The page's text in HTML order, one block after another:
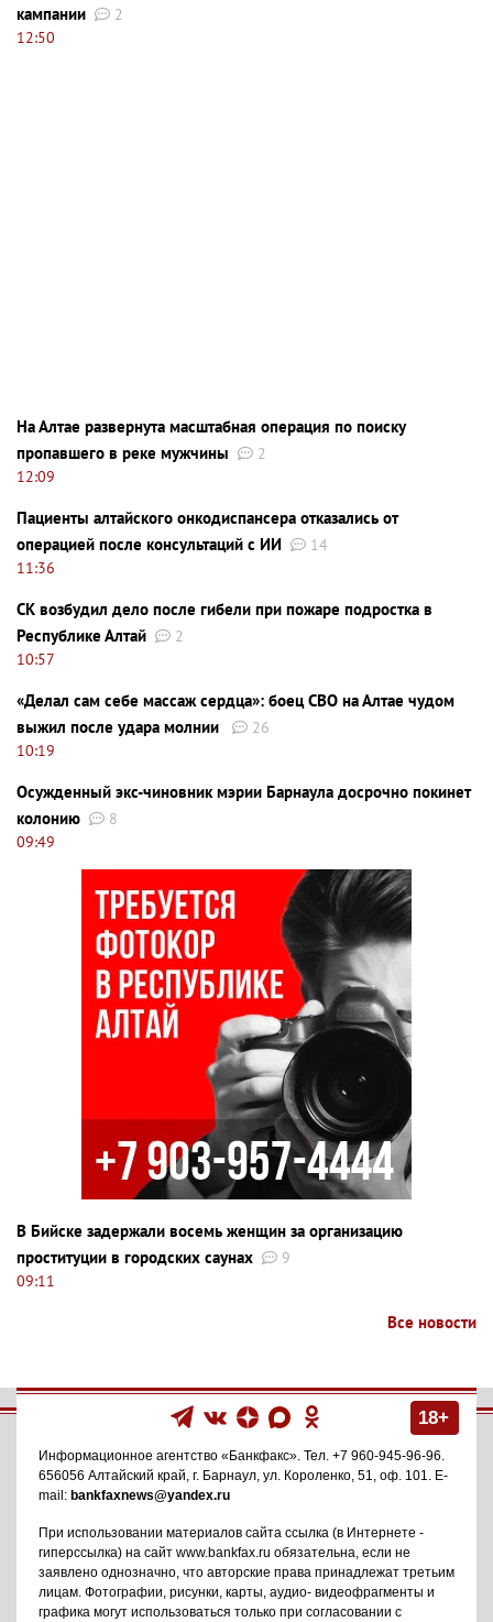
кампании
2
12:50
На Алтае развернута масштабная операция по поиску
пропавшего в реке мужчины
2
12:09
Пациенты алтайского онкодиспансера отказались от
операцией после консультаций с ИИ
14
11:36
СК возбудил дело после гибели при пожаре подростка в
Республике Алтай
2
10:57
«Делал сам себе массаж сердца»: боец СВО на Алтае чудом
выжил после удара молнии
26
10:19
Осужденный экс-чиновник мэрии Барнаула досрочно покинет
колонию
8
09:49
В Бийске задержали восемь женщин за организацию
проституции в городских саунах
9
09:11
Все новости
18+
Информационное агентство «Банкфакс». Тел. +7 960-945-96-96.
656056 Алтайский край, г. Барнаул, ул. Короленко, 51, оф. 101. E-
mail: bankfaxnews@yandex.ru
При использовании материалов сайта ссылка (в Интернете -
гиперссылка) на сайт www.bankfax.ru обязательна, если не
заявлено однозначно, что авторские права принадлежат третьим
лицам. Фотографии, рисунки, карты, аудио- видеофрагменты и
графика могут использоваться только при согласовании с